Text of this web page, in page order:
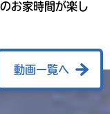
お家時間が楽し
動画一覧へ